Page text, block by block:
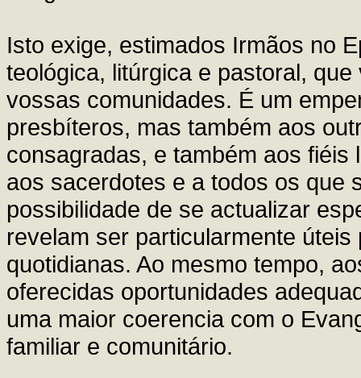
Isto exige, estimados Irmãos no
teológica, litúrgica e pastoral,
vossas comunidades. É um
presbíteros, mas também aos
consagradas, e também aos
aos sacerdotes e a todos os que
possibilidade de se actualizar
revelam ser particularmente
quotidianas. Ao mesmo tempo,
oferecidas oportunidades
uma maior coerencia com o
familiar e comunitário.